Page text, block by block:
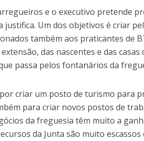
e o executivo pretende
Um dos objetivos é criar
também aos praticantes de
das nascentes e das casas
passa pelos fontanários da
criar um posto de turismo para
para criar novos postos de
da freguesia têm muito a
da Junta são muito escassos